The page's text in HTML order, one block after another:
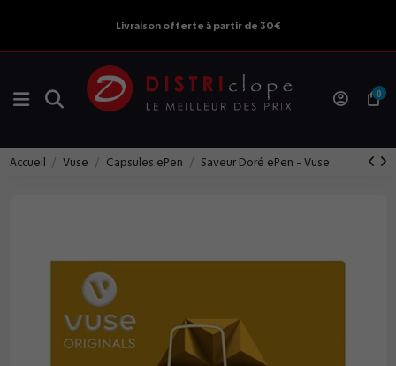
Livraison offerte à partir de 30€
0
Accueil Vuse Capsules ePen Saveur Doré ePen - Vuse